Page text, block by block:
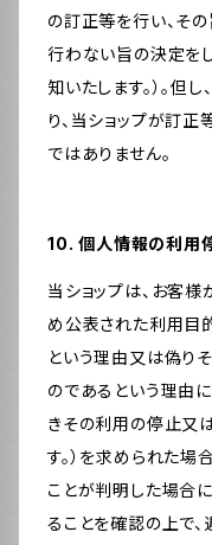
の訂正等を行い、そ
行わない旨の決定を
知いたします。）。但
り、当ショップが訂
ではありません。
10. 個人情報の利用
当ショップは、お客様
め公表された利用目
という理由又は偽り
のであるという理由
きその利用の停止又
す。）を求められた場
ことが判明した場合
ることを確認の上で